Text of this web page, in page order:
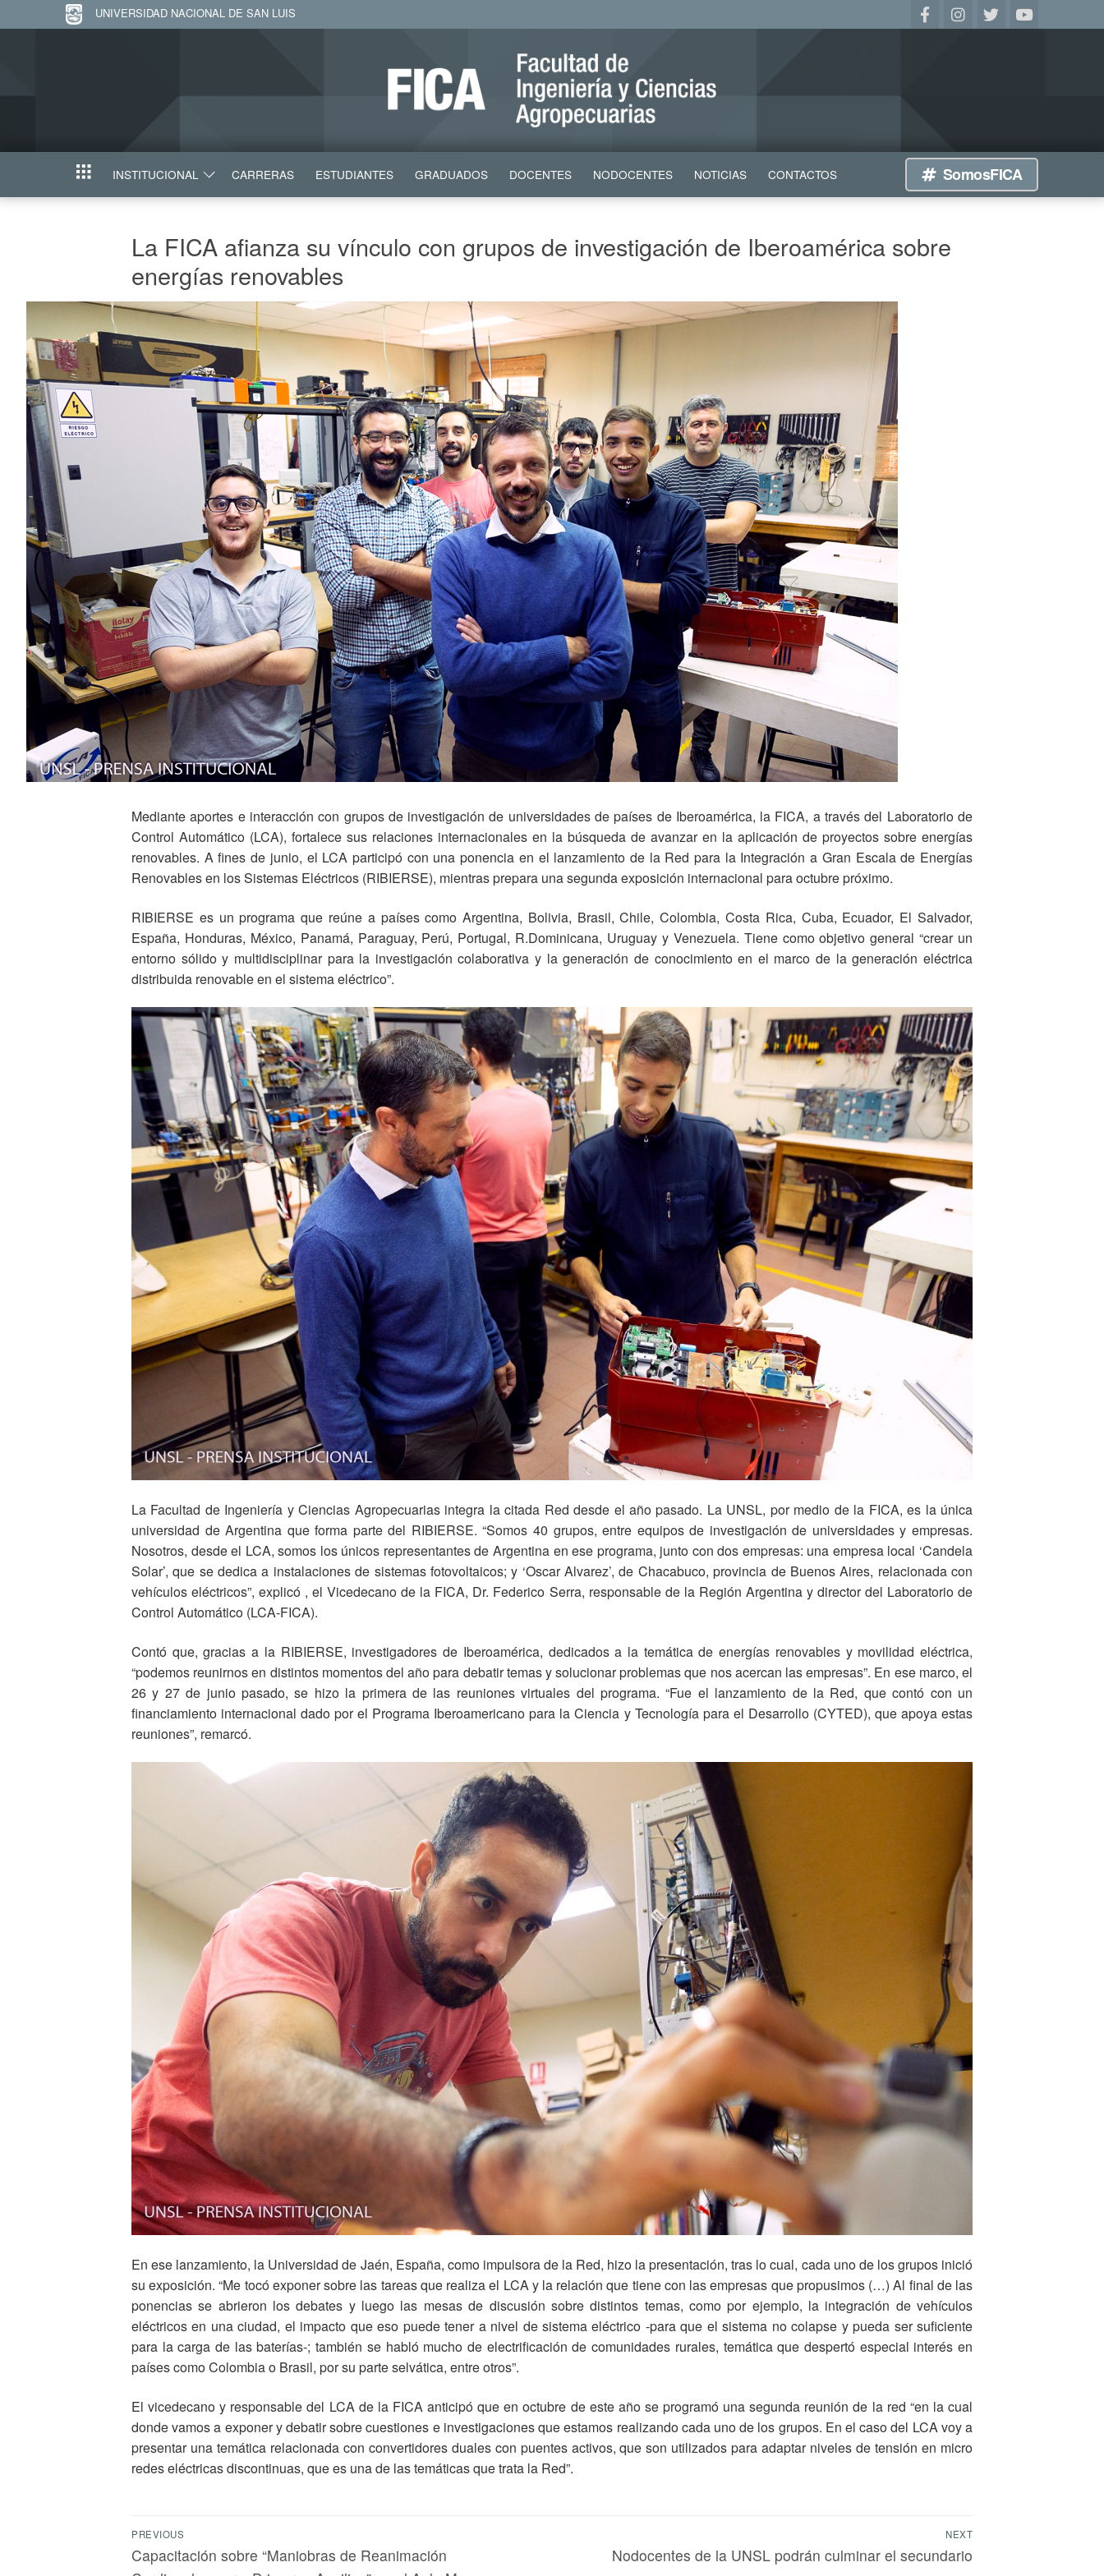
UNIVERSIDAD NACIONAL DE SAN LUIS
INICIO INSTITUCIONAL CARRERAS ESTUDIANTES GRADUADOS DOCENTES NODOCENTES NOTICIAS CONTACTOS SomosFICA
La FICA afianza su vínculo con grupos de investigación de Iberoamérica sobre
energías renovables
Mediante aportes e interacción con grupos de investigación de universidades de países de Iberoamérica, la FICA, a través del Laboratorio de
Control Automático (LCA), fortalece sus relaciones internacionales en la búsqueda de avanzar en la aplicación de proyectos sobre energías
renovables. A fines de junio, el LCA participó con una ponencia en el lanzamiento de la Red para la Integración a Gran Escala de Energías
Renovables en los Sistemas Eléctricos (RIBIERSE), mientras prepara una segunda exposición internacional para octubre próximo.
RIBIERSE es un programa que reúne a países como Argentina, Bolivia, Brasil, Chile, Colombia, Costa Rica, Cuba, Ecuador, El Salvador,
España, Honduras, México, Panamá, Paraguay, Perú, Portugal, R.Dominicana, Uruguay y Venezuela. Tiene como objetivo general “crear un
entorno sólido y multidisciplinar para la investigación colaborativa y la generación de conocimiento en el marco de la generación eléctrica
distribuida renovable en el sistema eléctrico”.
La Facultad de Ingeniería y Ciencias Agropecuarias integra la citada Red desde el año pasado. La UNSL, por medio de la FICA, es la única
universidad de Argentina que forma parte del RIBIERSE. “Somos 40 grupos, entre equipos de investigación de universidades y empresas.
Nosotros, desde el LCA, somos los únicos representantes de Argentina en ese programa, junto con dos empresas: una empresa local ‘Candela
Solar’, que se dedica a instalaciones de sistemas fotovoltaicos; y ‘Oscar Alvarez’, de Chacabuco, provincia de Buenos Aires, relacionada con
vehículos eléctricos”, explicó , el Vicedecano de la FICA, Dr. Federico Serra, responsable de la Región Argentina y director del Laboratorio de
Control Automático (LCA-FICA).
Contó que, gracias a la RIBIERSE, investigadores de Iberoamérica, dedicados a la temática de energías renovables y movilidad eléctrica,
“podemos reunirnos en distintos momentos del año para debatir temas y solucionar problemas que nos acercan las empresas”. En ese marco, el
26 y 27 de junio pasado, se hizo la primera de las reuniones virtuales del programa. “Fue el lanzamiento de la Red, que contó con un
financiamiento internacional dado por el Programa Iberoamericano para la Ciencia y Tecnología para el Desarrollo (CYTED), que apoya estas
reuniones”, remarcó.
En ese lanzamiento, la Universidad de Jaén, España, como impulsora de la Red, hizo la presentación, tras lo cual, cada uno de los grupos inició
su exposición. “Me tocó exponer sobre las tareas que realiza el LCA y la relación que tiene con las empresas que propusimos (…) Al final de las
ponencias se abrieron los debates y luego las mesas de discusión sobre distintos temas, como por ejemplo, la integración de vehículos
eléctricos en una ciudad, el impacto que eso puede tener a nivel de sistema eléctrico -para que el sistema no colapse y pueda ser suficiente
para la carga de las baterías-; también se habló mucho de electrificación de comunidades rurales, temática que despertó especial interés en
países como Colombia o Brasil, por su parte selvática, entre otros”.
El vicedecano y responsable del LCA de la FICA anticipó que en octubre de este año se programó una segunda reunión de la red “en la cual
donde vamos a exponer y debatir sobre cuestiones e investigaciones que estamos realizando cada uno de los grupos. En el caso del LCA voy a
presentar una temática relacionada con convertidores duales con puentes activos, que son utilizados para adaptar niveles de tensión en micro
redes eléctricas discontinuas, que es una de las temáticas que trata la Red”.
PREVIOUS
Capacitación sobre “Maniobras de Reanimación
NEXT
Nodocentes de la UNSL podrán culminar el secundario